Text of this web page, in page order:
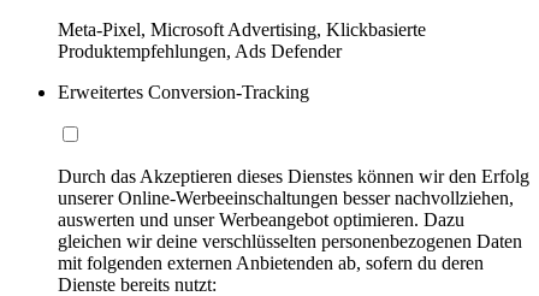
Meta-Pixel, Microsoft Advertising, Klickbasierte
Produktempfehlungen, Ads Defender
Erweitertes Conversion-Tracking
Durch das Akzeptieren dieses Dienstes können wir den Erfolg
unserer Online-Werbeeinschaltungen besser nachvollziehen,
auswerten und unser Werbeangebot optimieren. Dazu
gleichen wir deine verschlüsselten personenbezogenen Daten
mit folgenden externen Anbietenden ab, sofern du deren
Dienste bereits nutzt: